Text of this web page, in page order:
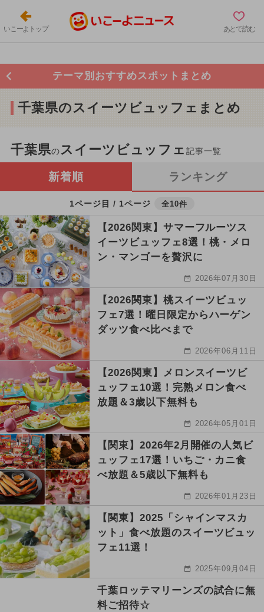
いこーよトップ あとで読む
テーマ別おすすめスポットまとめ
千葉県のスイーツビュッフェまとめ
千葉県のスイーツビュッフェ記事一覧
新着順 ランキング
1ページ目 / 1ページ 全10件
【2026関東】サマーフルーツス
イーツビュッフェ8選！桃・メロ
ン・マンゴーを贅沢に
2026年07月30日
【2026関東】桃スイーツビュッ
フェ7選！曜日限定からハーゲン
ダッツ食べ比べまで
2026年06月11日
【2026関東】メロンスイーツビ
ュッフェ10選！完熟メロン食べ
放題＆3歳以下無料も
2026年05月01日
【関東】2026年2月開催の人気ビ
ュッフェ17選！いちご・カニ食
べ放題＆5歳以下無料も
2026年01月23日
【関東】2025「シャインマスカ
ット」食べ放題のスイーツビュッ
フェ11選！
2025年09月04日
千葉ロッテマリーンズの試合に無
料ご招待☆